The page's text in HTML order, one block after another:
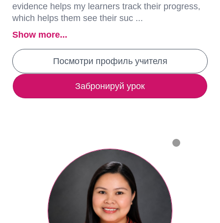
evidence helps my learners track their progress,
which helps them see their suc ...
Show more...
Посмотри профиль учителя
Забронируй урок